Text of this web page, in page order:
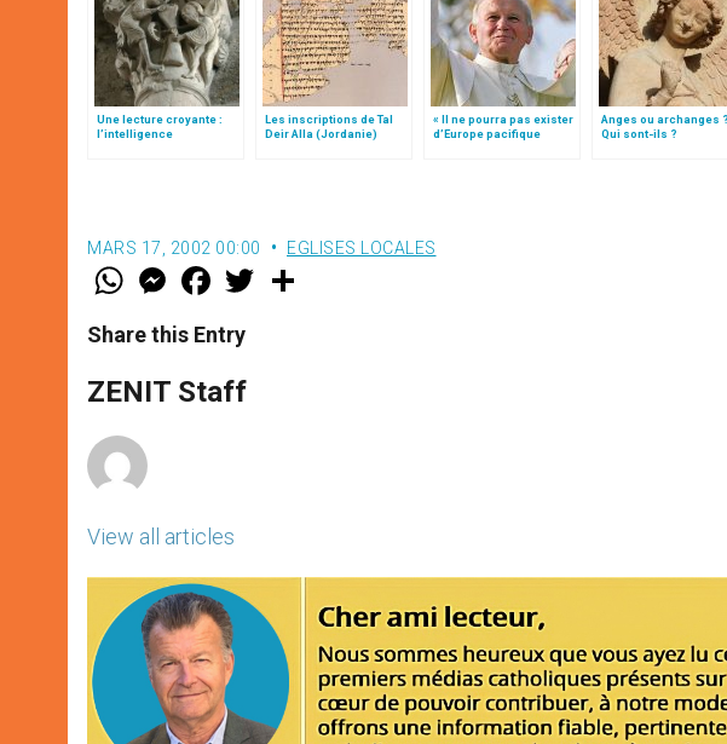
Une lecture croyante :
l’intelligence
Les inscriptions de Tal
Deir Alla (Jordanie)
« Il ne pourra pas exister
d’Europe pacifique
Anges ou archanges ?
Qui sont-ils ?
MARS 17, 2002 00:00 EGLISES LOCALES
W
t
s
p
p
M
e
s
e
g
e
F
a
e
b
o
k
w
Share this Entry
ZENIT Staff
View all articles